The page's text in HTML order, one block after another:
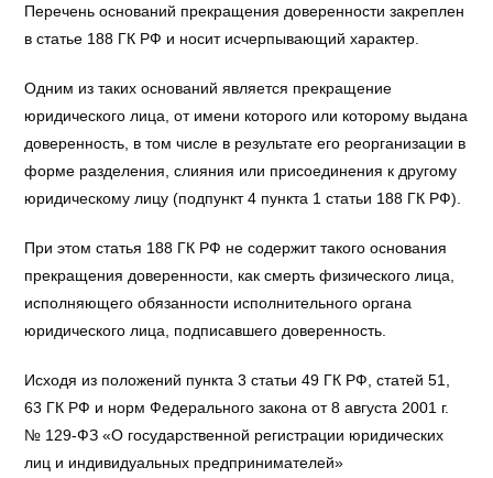
Перечень оснований прекращения доверенности закреплен
в статье 188 ГК РФ и носит исчерпывающий характер.
Одним из таких оснований является прекращение
юридического лица, от имени которого или которому выдана
доверенность, в том числе в результате его реорганизации в
форме разделения, слияния или присоединения к другому
юридическому лицу (подпункт 4 пункта 1 статьи 188 ГК РФ).
При этом статья 188 ГК РФ не содержит такого основания
прекращения доверенности, как смерть физического лица,
исполняющего обязанности исполнительного органа
юридического лица, подписавшего доверенность.
Исходя из положений пункта 3 статьи 49 ГК РФ, статей 51,
63 ГК РФ и норм Федерального закона от 8 августа 2001 г.
№ 129-ФЗ «О государственной регистрации юридических
лиц и индивидуальных предпринимателей»